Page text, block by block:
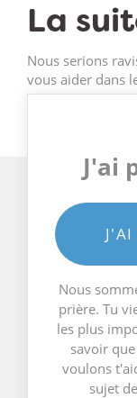
La
Nous serions
vous aider dans
J'ai
J'AI
Nous
prière. Tu
les plus
savoir
voulons
sujet